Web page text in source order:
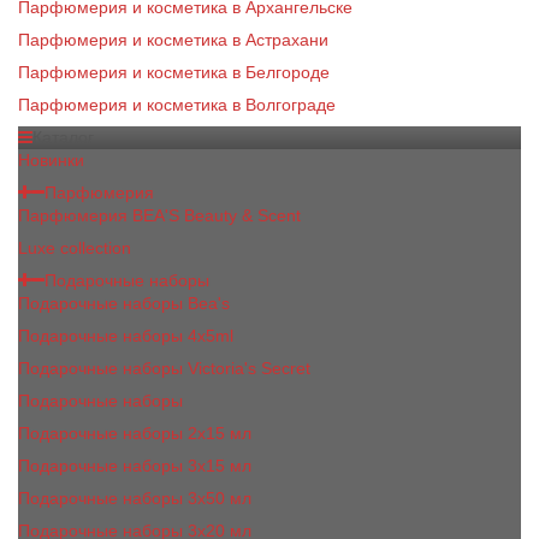
Парфюмерия и косметика в Архангельске
Парфюмерия и косметика в Астрахани
Парфюмерия и косметика в Белгороде
Парфюмерия и косметика в Волгограде
Новинки
Парфюмерия
Парфюмерия BEA'S Beauty & Scent
Luxe collection
Подарочные наборы
Подарочные наборы Bea's
Подарочные наборы 4х5ml
Подарочные наборы Victoria's Secret
Подарочные наборы
Подарочные наборы 2x15 мл
Подарочные наборы 3х15 мл
Подарочные наборы 3x50 мл
Подарочные наборы 3x20 мл